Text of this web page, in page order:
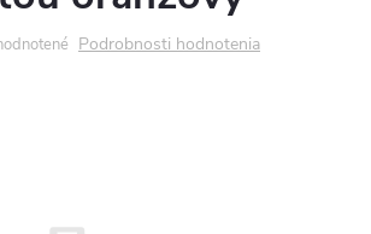
Podrobnosti hodnotenia